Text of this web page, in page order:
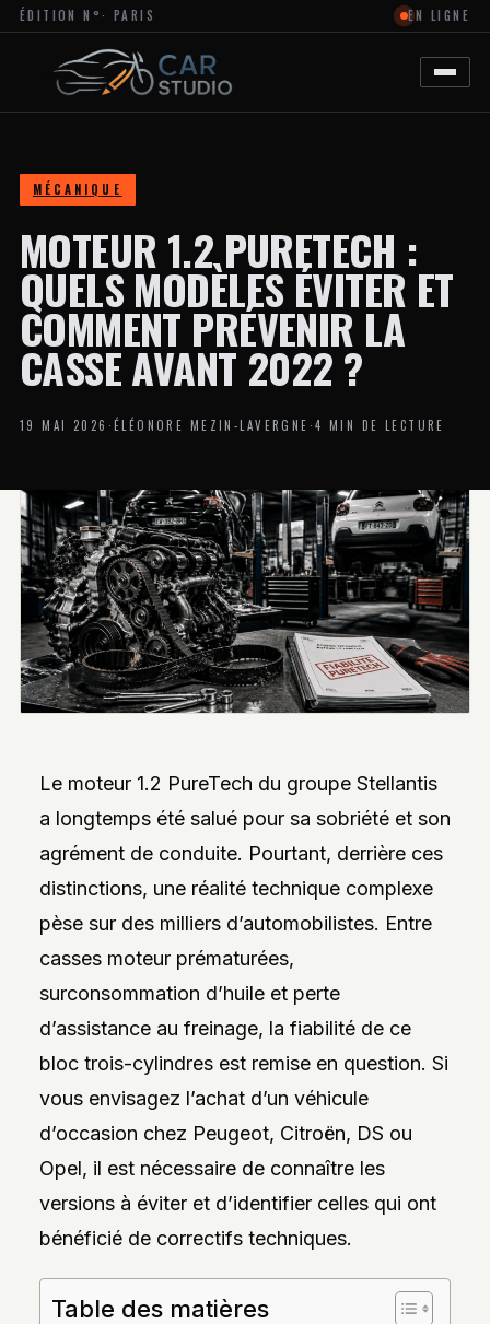
ÉDITION N°
MAGAZINE
DÉDIÉ
L’ACTUALITÉ
AUTOMOBILE
ET
MOTO,
LA
PERSONNALISATION
ET
AUX
TENDANCES
CRÉATIVES
DANS
L’UNIVERS
LE
DES
INTERVIEWS
EXCLUSIVES
DE
DESIGNERS,
DES
REPORTAGES
PHOTO
INSPIRANTS,
DES
ANALYSES
DE
NOUVEAUTÉS
SUR
DANS
PERSONNALISATION
AUTO/MOTO.
L’ACCENT
EST
MIS
SUR
DES
DES
L’ESTHÉTIQUE
PASSIONNÉS
PROFESSIONNELS.
· PARIS EN LIGNE
MÉCANIQUE
MOTEUR 1.2 PURETECH :
QUELS MODÈLES ÉVITER ET
COMMENT PRÉVENIR LA
CASSE AVANT 2022 ?
19 MAI 2026 ·ÉLÉONORE MEZIN-LAVERGNE·4 MIN DE LECTURE
Le moteur 1.2 PureTech du groupe Stellantis
a longtemps été salué pour sa sobriété et son
agrément de conduite. Pourtant, derrière ces
distinctions, une réalité technique complexe
pèse sur des milliers d’automobilistes. Entre
casses moteur prématurées,
surconsommation d’huile et perte
d’assistance au freinage, la fiabilité de ce
bloc trois-cylindres est remise en question. Si
vous envisagez l’achat d’un véhicule
d’occasion chez Peugeot, Citroën, DS ou
Opel, il est nécessaire de connaître les
versions à éviter et d’identifier celles qui ont
bénéficié de correctifs techniques.
Table des matières